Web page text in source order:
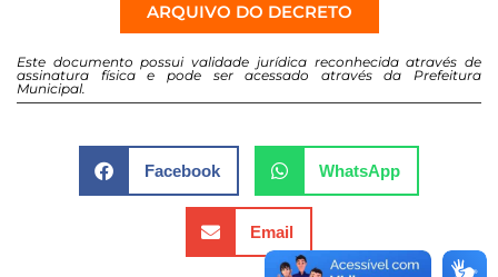
ARQUIVO DO DECRETO
Este documento possui validade jurídica reconhecida através de
assinatura física e pode ser acessado através da Prefeitura
Municipal.
Facebook WhatsApp
Email